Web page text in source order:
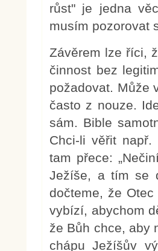
růst" je jedna
musím pozorovat
Závěrem lze říci,
činnost bez
požadovat. Může
často z nouze.
sám. Bible
Chci-li věřit
tam přece:
Ježíše, a tím se
dočteme, že
vybízí, abychom
že Bůh chce, aby
chápu Ježíšův